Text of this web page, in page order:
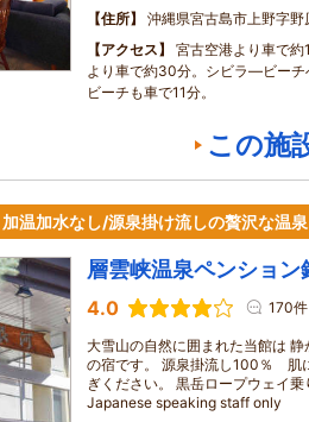
住所
沖縄県宮古島市上野字
アクセス
宮古空港より車で
より車で約30分。シビラ―ビーチ
ビーチも車で11分。
この施
加温加水なし/源泉掛け流しの贅沢な温泉
層雲峡温泉ペンション
4.0 170件
大雪山の自然に囲まれた当館は
の宿です。 源泉掛流し100％ 肌
ぎください。 黒岳ロープウェイ
Japanese speaking staff only